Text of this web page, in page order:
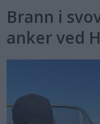
Brann i
anker ved